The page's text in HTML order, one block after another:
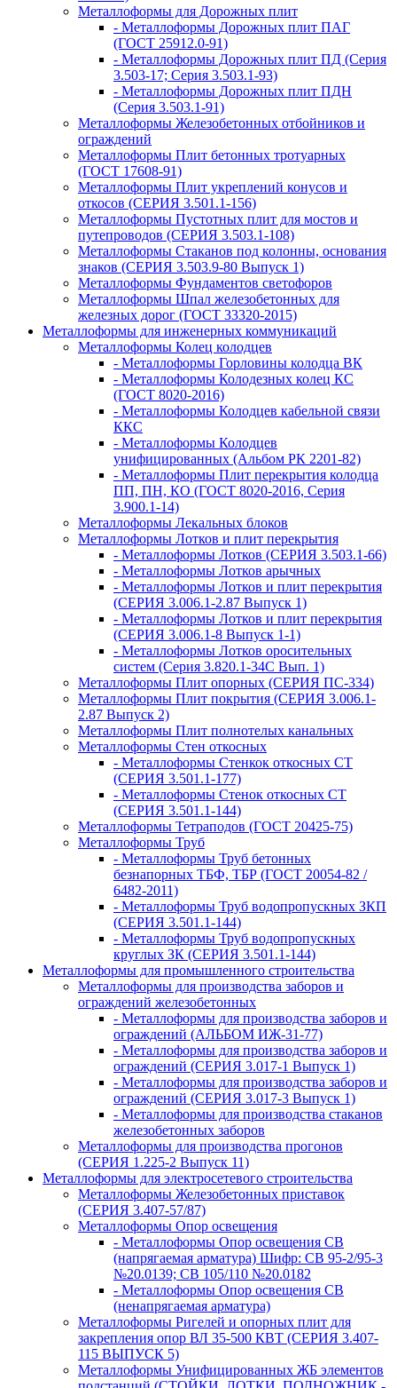
Металлоформы для Дорожных плит
- Металлоформы Дорожных плит ПАГ
(ГОСТ 25912.0-91)
- Металлоформы Дорожных плит ПД (Серия
3.503-17; Серия 3.503.1-93)
- Металлоформы Дорожных плит ПДН
(Серия 3.503.1-91)
Металлоформы Железобетонных отбойников и
ограждений
Металлоформы Плит бетонных тротуарных
(ГОСТ 17608-91)
Металлоформы Плит укреплений конусов и
откосов (СЕРИЯ 3.501.1-156)
Металлоформы Пустотных плит для мостов и
путепроводов (СЕРИЯ 3.503.1-108)
Металлоформы Стаканов под колонны, основания
знаков (СЕРИЯ 3.503.9-80 Выпуск 1)
Металлоформы Фундаментов светофоров
Металлоформы Шпал железобетонных для
железных дорог (ГОСТ 33320-2015)
Металлоформы для инженерных коммуникаций
Металлоформы Колец колодцев
- Металлоформы Горловины колодца ВК
- Металлоформы Колодезных колец КС
(ГОСТ 8020-2016)
- Металлоформы Колодцев кабельной связи
ККС
- Металлоформы Колодцев
унифицированных (Альбом РК 2201-82)
- Металлоформы Плит перекрытия колодца
ПП, ПН, КО (ГОСТ 8020-2016, Серия
3.900.1-14)
Металлоформы Лекальных блоков
Металлоформы Лотков и плит перекрытия
- Металлоформы Лотков (СЕРИЯ 3.503.1-66)
- Металлоформы Лотков арычных
- Металлоформы Лотков и плит перекрытия
(СЕРИЯ 3.006.1-2.87 Выпуск 1)
- Металлоформы Лотков и плит перекрытия
(СЕРИЯ 3.006.1-8 Выпуск 1-1)
- Металлоформы Лотков оросительных
систем (Серия 3.820.1-34С Вып. 1)
Металлоформы Плит опорных (СЕРИЯ ПС-334)
Металлоформы Плит покрытия (СЕРИЯ 3.006.1-
2.87 Выпуск 2)
Металлоформы Плит полнотелых канальных
Металлоформы Стен откосных
- Металлоформы Стенкок откосных СТ
(СЕРИЯ 3.501.1-177)
- Металлоформы Стенок откосных СТ
(СЕРИЯ 3.501.1-144)
Металлоформы Тетраподов (ГОСТ 20425-75)
Металлоформы Труб
- Металлоформы Труб бетонных
безнапорных ТБФ, ТБР (ГОСТ 20054-82 /
6482-2011)
- Металлоформы Труб водопропускных ЗКП
(СЕРИЯ 3.501.1-144)
- Металлоформы Труб водопропускных
круглых ЗК (СЕРИЯ 3.501.1-144)
Металлоформы для промышленного строительства
Металлоформы для производства заборов и
ограждений железобетонных
- Металлоформы для производства заборов и
ограждений (АЛЬБОМ ИЖ-31-77)
- Металлоформы для производства заборов и
ограждений (СЕРИЯ 3.017-1 Выпуск 1)
- Металлоформы для производства заборов и
ограждений (СЕРИЯ 3.017-3 Выпуск 1)
- Металлоформы для производства стаканов
железобетонных заборов
Металлоформы для производства прогонов
(СЕРИЯ 1.225-2 Выпуск 11)
Металлоформы для электросетевого строительства
Металлоформы Железобетонных приставок
(СЕРИЯ 3.407-57/87)
Металлоформы Опор освещения
- Металлоформы Опор освещения СВ
(напрягаемая арматура) Шифр: СВ 95-2/95-3
№20.0139; СВ 105/110 №20.0182
- Металлоформы Опор освещения СВ
(ненапрягаемая арматура)
Металлоформы Ригелей и опорных плит для
закрепления опор ВЛ 35-500 КВТ (СЕРИЯ 3.407-
115 ВЫПУСК 5)
Металлоформы Унифицированных ЖБ элементов